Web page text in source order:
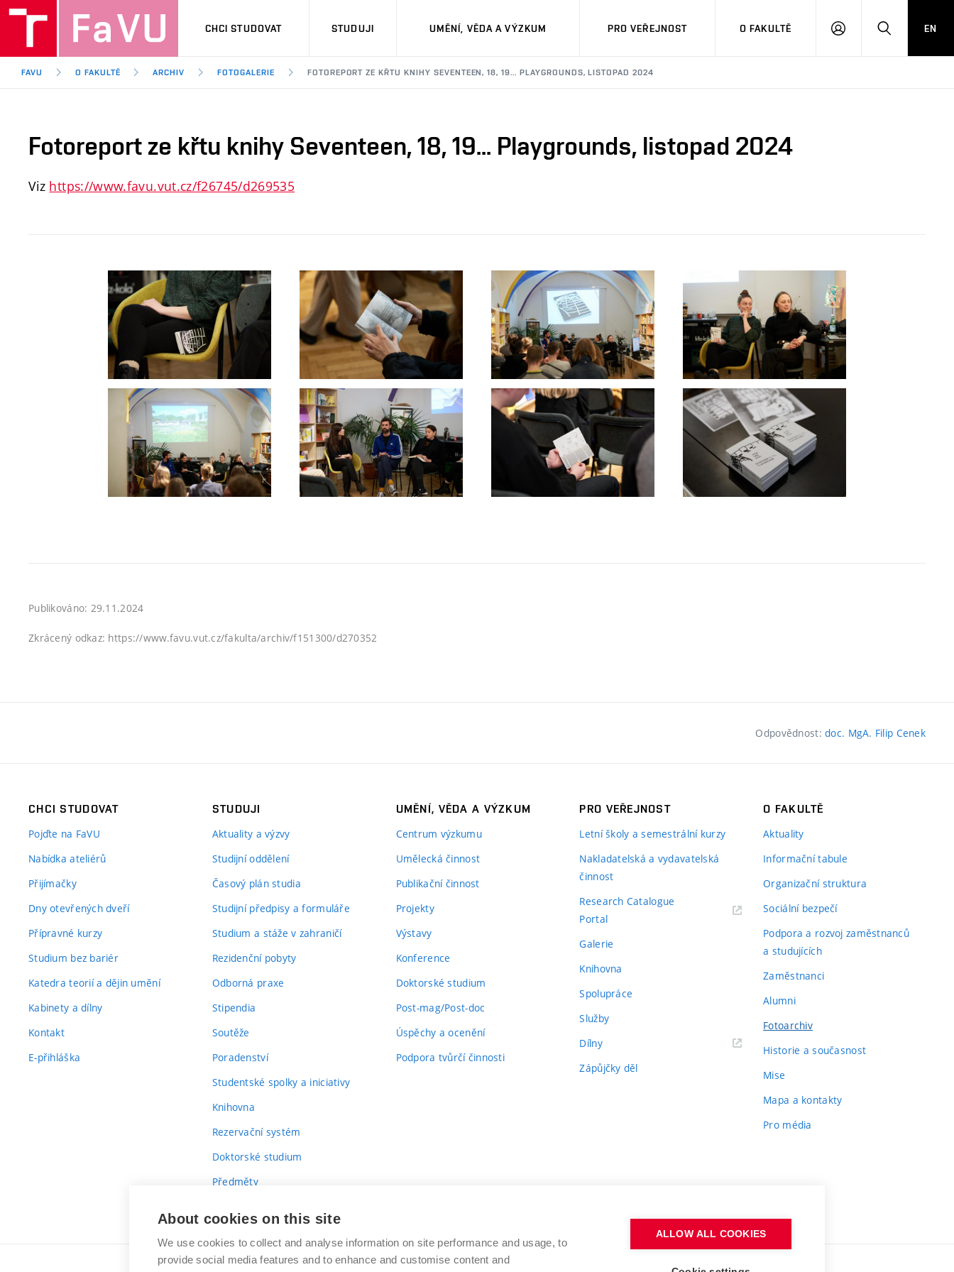
CHCI STUDOVAT STUDUJI UMĚNÍ, VĚDA A VÝZKUM PRO VEŘEJNOST O FAKULTĚ
PŘIHLÁSITHLEDAT
EN
FAVU O FAKULTĚ ARCHIV FOTOGALERIE FOTOREPORT ZE KŘTU KNIHY SEVENTEEN, 18, 19... PLAYGROUNDS, LISTOPAD 2024
Fotoreport ze křtu knihy Seventeen, 18, 19... Playgrounds, listopad 2024
Viz https://www.favu.vut.cz/f26745/d269535
Publikováno: 29.11.2024
Zkrácený odkaz: https://www.favu.vut.cz/fakulta/archiv/f151300/d270352
Odpovědnost:doc. MgA. Filip Cenek
CHCI STUDOVAT
Pojďte na FaVU
Nabídka ateliérů
Přijímačky
Dny otevřených dveří
Přípravné kurzy
Studium bez bariér
Katedra teorií a dějin umění
Kabinety a dílny
Kontakt
E-přihláška
STUDUJI
Aktuality a výzvy
Studijní oddělení
Časový plán studia
Studijní předpisy a formuláře
Studium a stáže v zahraničí
Rezidenční pobyty
Odborná praxe
Stipendia
Soutěže
Poradenství
Studentské spolky a iniciativy
Knihovna
Rezervační systém
Doktorské studium
Předměty
UMĚNÍ, VĚDA A VÝZKUM
Centrum výzkumu
Umělecká činnost
Publikační činnost
Projekty
Výstavy
Konference
Doktorské studium
Post-mag/Post-doc
Úspěchy a ocenění
Podpora tvůrčí činnosti
PRO VEŘEJNOST
Letní školy a semestrální kurzy
Nakladatelská a vydavatelská
činnost
Research Catalogue
Portal
Galerie
Knihovna
Spolupráce
Služby
Dílny
Zápůjčky děl
O FAKULTĚ
Aktuality
Informační tabule
Organizační struktura
Sociální bezpečí
Podpora a rozvoj zaměstnanců
a studujících
Zaměstnanci
Alumni
Fotoarchiv
Historie a současnost
Mise
Mapa a kontakty
Pro média
About cookies on this site
We use cookies to collect and analyse information on site performance and usage, to
provide social media features and to enhance and customise content and
ALLOW ALL COOKIES